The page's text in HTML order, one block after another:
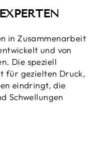
in Zusammenarbeit
und von
Die speziell
für gezielten Druck,
eindringt, die
Schwellungen